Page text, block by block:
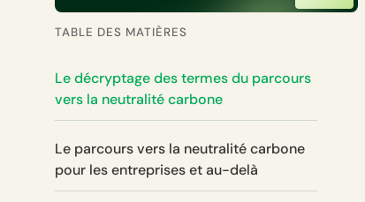
TABLE DES MATIÈRES
Le décryptage des termes du parcours
vers la neutralité carbone
Le parcours vers la neutralité carbone
pour les entreprises et au-delà